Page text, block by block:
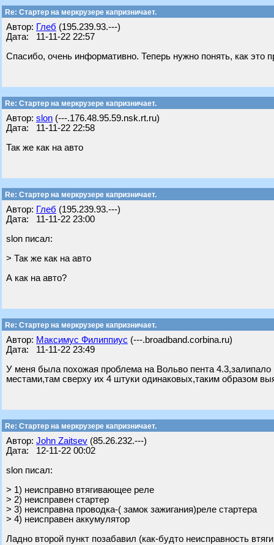
Re: Стартер на меркрузере капризничает.
Автор: Глеб (195.239.93.---)
Дата: 11-11-22 22:57
Спасибо, очень информативно. Теперь нужно понять, как это
Re: Стартер на меркрузере капризничает.
Автор: slon (---.176.48.95.59.nsk.rt.ru)
Дата: 11-11-22 22:58
Так же как на авто
Re: Стартер на меркрузере капризничает.
Автор: Глеб (195.239.93.---)
Дата: 11-11-22 23:00
slon писал:
> Так же как на авто
А как на авто?
Re: Стартер на меркрузере капризничает.
Автор: Максимус Филиппиус (---.broadband.corbina.ru)
Дата: 11-11-22 23:49
У меня была похожая проблема на Вольво пента 4.3,залипало
местами,там сверху их 4 штуки одинаковых,таким образом
Re: Стартер на меркрузере капризничает.
Автор: John Zaitsev (85.26.232.---)
Дата: 12-11-22 00:02
slon писал:
> 1) неисправно втягивающее реле
> 2) неисправен стартер
> 3) неисправна проводка-( замок зажигания)реле стартера
> 4) неисправен аккумулятор
Ладно второй пункт позабавил (как-будто неисправность